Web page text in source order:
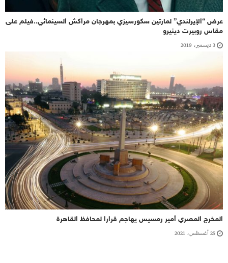
عرض “الإيرلندي” لمارتين سكورسيزي بمهرجان مراكش السينمائي..فيلم على
مقاس روبيرت دينيرو
3 ديسمبر، 2019
المخرج المصري أمير رمسيس يهاجم قرارا لمحافظ القاهرة
25 أغسطس، 2021